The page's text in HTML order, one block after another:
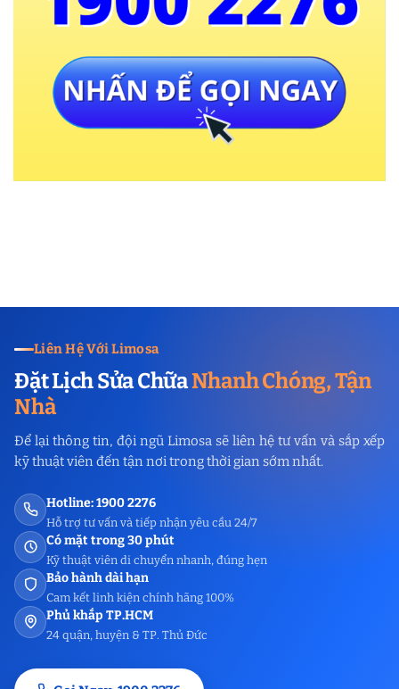
Liên Hệ Với Limosa
Đặt Lịch Sửa ChữaNhanh Chóng, Tận
Nhà
Để lại thông tin, đội ngũ Limosa sẽ liên hệ tư vấn và sắp xếp
kỹ thuật viên đến tận nơi trong thời gian sớm nhất.
Hotline: 1900 2276
Hỗ trợ tư vấn và tiếp nhận yêu cầu 24/7
Có mặt trong 30 phút
Kỹ thuật viên di chuyển nhanh, đúng hẹn
Bảo hành dài hạn
Cam kết linh kiện chính hãng 100%
Phủ khắp TP.HCM
24 quận, huyện & TP. Thủ Đức